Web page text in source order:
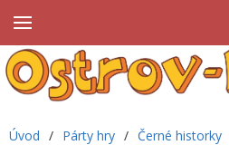
Úvod / Párty hry / Černé historky